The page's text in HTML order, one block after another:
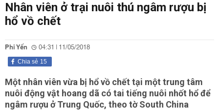
Nhân viên ở trại nuôi thú ngâm rượu bị
hổ vồ chết
Phi Yến 04:31 | 11/05/2018
15
Chia sẻ
Một nhân viên vừa bị hổ vồ chết tại một trung tâm
nuôi động vật hoang dã có tai tiếng nuôi nhốt hổ để
ngâm rượu ở Trung Quốc, theo tờ South China